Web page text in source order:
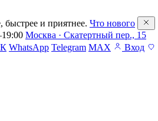
и приятнее. Что нового
Москва · Скатертный пер., 15
WhatsApp Telegram MAX Вход